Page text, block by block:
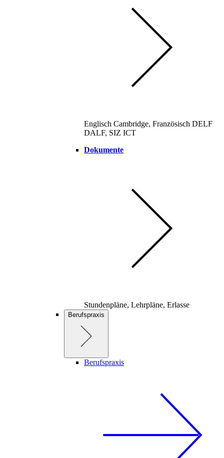
Englisch Cambridge, Französisch DELF
DALF, SIZ ICT
Dokumente
Stundenpläne, Lehrpläne, Erlasse
Berufspraxis
Berufspraxis